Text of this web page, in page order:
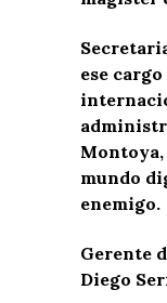
ese
mundo
enemigo.
Gerente
Diego